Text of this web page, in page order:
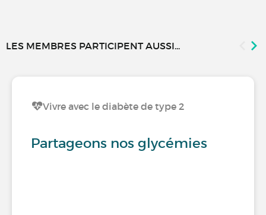
LES MEMBRES PARTICIPENT AUSSI...
Vivre avec le diabète de type 2
Partageons nos glycémies